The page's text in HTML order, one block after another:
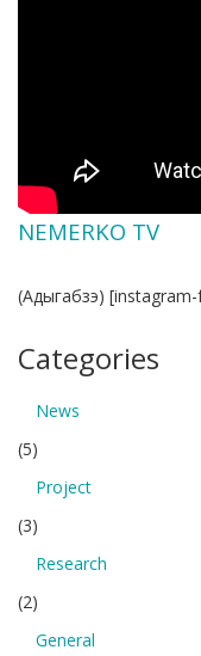
NEMERKO TV
(Адыгабзэ)
Categories
News
(5)
Project
(3)
Research
(2)
General